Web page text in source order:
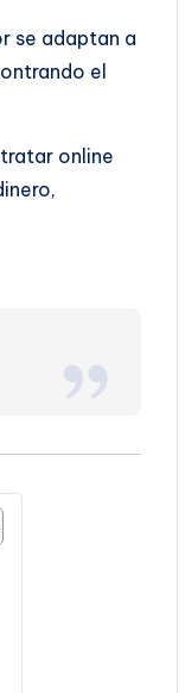
se adaptan a
el
online